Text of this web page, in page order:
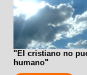
"El cristiano no
humano"